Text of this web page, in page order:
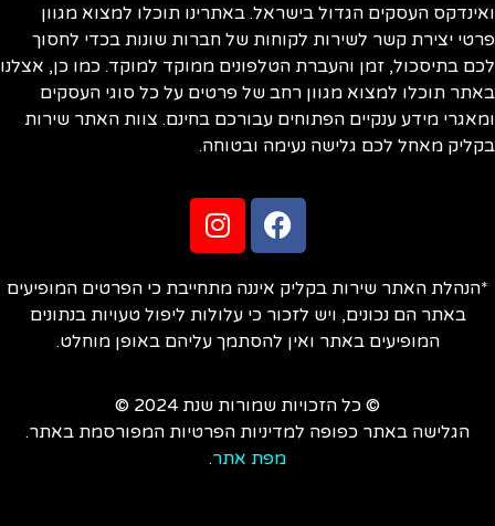
העסקים הגדול בישראל. באתרינו תוכלו למצוא מגוון
יצירת קשר לשירות לקוחות של חברות שונות בכדי לחסוך
בתיסכול, זמן והעברת הטלפונים ממוקד למוקד. כמו כן, אצלנו
תוכלו למצוא מגוון רחב של פרטים על כל סוגי העסקים
מידע ענקיים הפתוחים עבורכם בחינם. צוות האתר שירות
מאחל לכם גלישה נעימה ובטוחה.
האתר שירות בקליק איננה מתחייבת כי הפרטים המופיעים
באתר הם נכונים, ויש לזכור כי עלולות ליפול טעויות בנתונים
המופיעים באתר ואין להסתמך עליהם באופן מוחלט.
© כל הזכויות שמורות שנת 2024 ©
הגלישה באתר כפופה למדיניות הפרטיות המפורסמת באתר.
מפת אתר.